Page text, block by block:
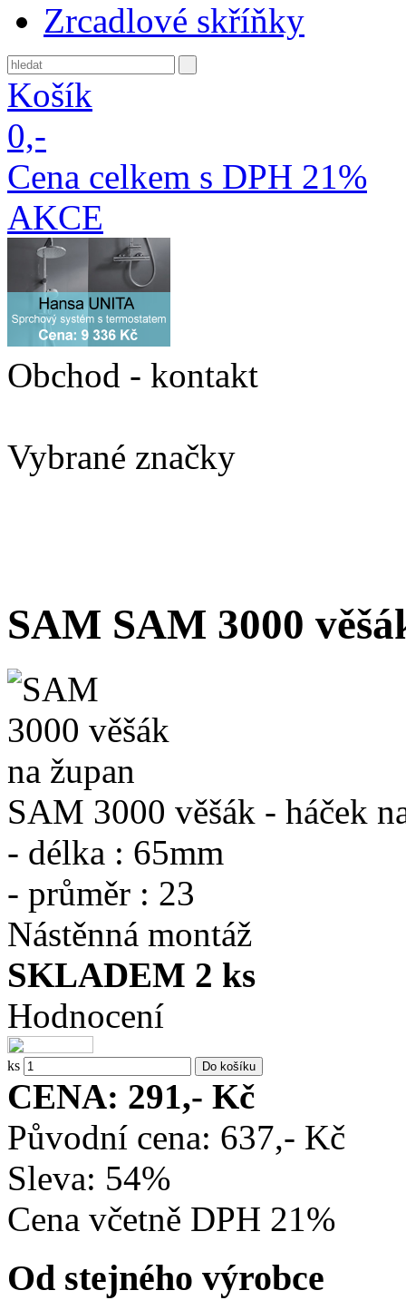
Zrcadlové skříňky
Košík
0,-
Cena celkem s DPH 21%
AKCE
Obchod - kontakt
Vybrané značky
SAM SAM 3000
SAM 3000 věšák - háček
- délka : 65mm
- průměr : 23
Nástěnná montáž
SKLADEM 2 ks
Hodnocení
ks
CENA: 291,- Kč
Původní cena: 637,- Kč
Sleva: 54%
Cena včetně DPH 21%
Od stejného výrobce